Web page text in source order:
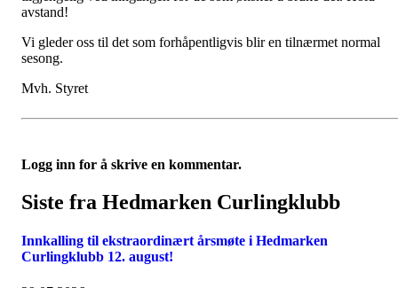
avstand!
Vi gleder oss til det som forhåpentligvis blir en tilnærmet normal
sesong.
Mvh. Styret
Logg inn for å skrive en kommentar.
Siste fra Hedmarken Curlingklubb
Innkalling til ekstraordinært årsmøte i Hedmarken
Curlingklubb 12. august!